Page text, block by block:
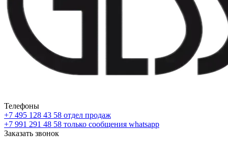
Телефоны
+7 495 128 43 58 отдел продаж
+7 991 291 48 58 только сообщения whatsapp
Заказать звонок